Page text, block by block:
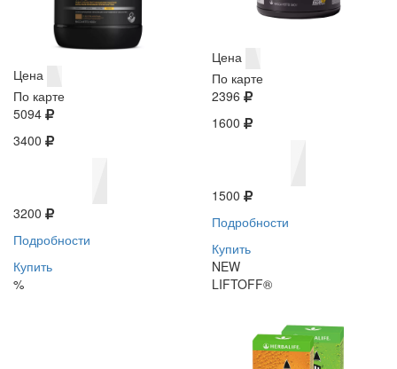
Цена
По карте
5094
3400
3200
Подробности
Купить
%
Цена
По карте
2396
1600
1500
Подробности
Купить
NEW
LIFTOFF®